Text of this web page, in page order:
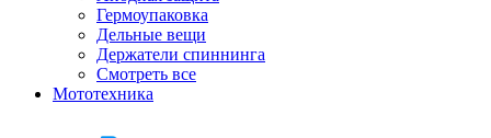
Гермоупаковка
Дельные вещи
Держатели спиннинга
Смотреть все
Мототехника